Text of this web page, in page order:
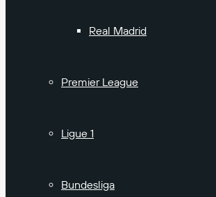
Real Madrid
Premier League
Ligue 1
Bundesliga